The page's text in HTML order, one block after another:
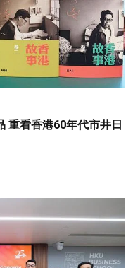
重看香港60年代市井日